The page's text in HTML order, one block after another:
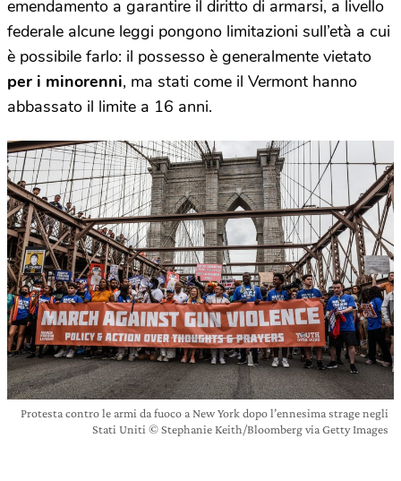
emendamento a garantire il diritto di armarsi, a livello
federale alcune leggi pongono limitazioni sull’età a cui
è possibile farlo: il possesso è generalmente vietato
per i minorenni, ma stati come il Vermont hanno
abbassato il limite a 16 anni.
Protesta contro le armi da fuoco a New York dopo l’ennesima strage negli
Stati Uniti © Stephanie Keith/Bloomberg via Getty Images